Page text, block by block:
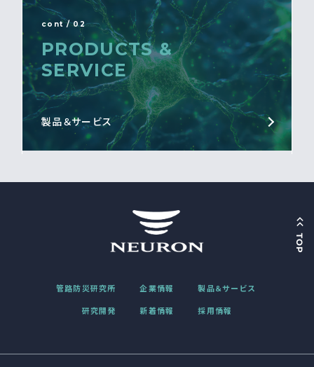
cont / 02
PRODUCTS &
SERVICE
製品＆サービス
管路防災研究所 企業情報 製品＆サービス
研究開発 新着情報 採用情報